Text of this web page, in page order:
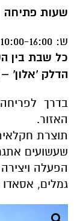
שעות פתיחה
ש: 10:00-16:00
הדלק 'אלון'
בדרך
האזור.
תוצרת
שעשועים
הפעלה
גמלים,